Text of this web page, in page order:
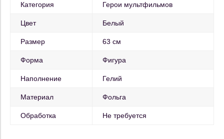
Категория Герои мультфильмов
Цвет Белый
Размер 63 см
Форма Фигура
Наполнение Гелий
Материал Фольга
Обработка Не требуется